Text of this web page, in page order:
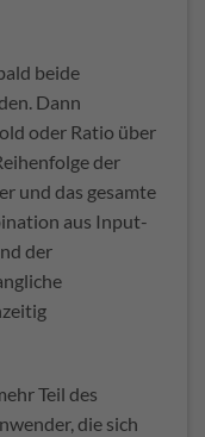
beide
Dann
oder Ratio über
der
und das gesamte
aus Input-
der
Teil des
die sich